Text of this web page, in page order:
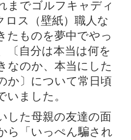
までゴルフキャディ
ロス（壁紙）職人な
たものを夢中でやっ
〔自分は本当は何を
なのか、本当にした
か〕について常日頃
いました。
した母親の友達の面
ら「いっぺん騙され